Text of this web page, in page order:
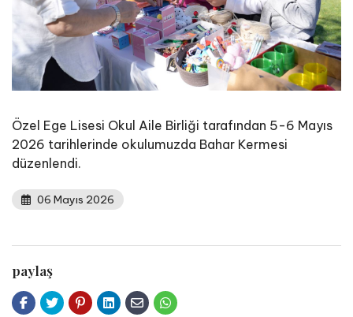
Özel Ege Lisesi Okul Aile Birliği tarafından 5-6 Mayıs
2026 tarihlerinde okulumuzda Bahar Kermesi
düzenlendi.
06 Mayıs 2026
paylaş